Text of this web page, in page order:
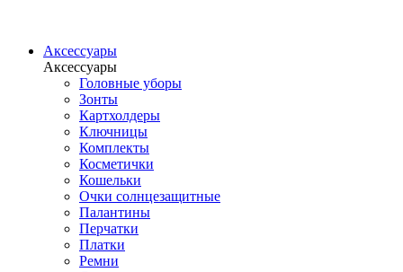
Аксессуары
Аксессуары
Головные уборы
Зонты
Картхолдеры
Ключницы
Комплекты
Косметички
Кошельки
Очки солнцезащитные
Палантины
Перчатки
Платки
Ремни